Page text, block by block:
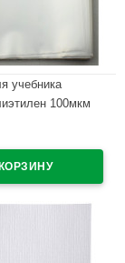
учебника
100мкм
ПЕТЕРСОН М